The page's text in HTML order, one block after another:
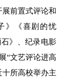
前置式评论和
》《喜剧的忧
》、纪录电影
“文艺评论进高
所高校举办主